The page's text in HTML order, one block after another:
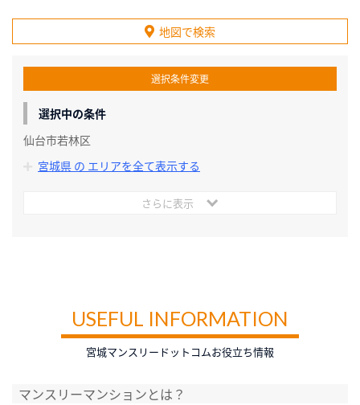
地図で検索
選択条件変更
選択中の条件
仙台市若林区
宮城県 の エリアを全て表示する
さらに表示
USEFUL INFORMATION
宮城マンスリードットコムお役立ち情報
マンスリーマンションとは？